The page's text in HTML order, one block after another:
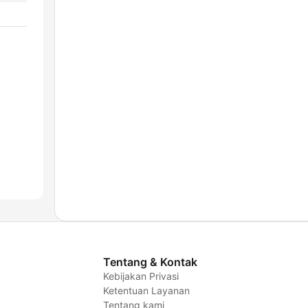
Tentang & Kontak
Kebijakan Privasi
Ketentuan Layanan
Tentang kami